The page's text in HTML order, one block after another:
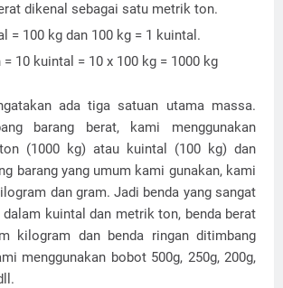
dikenal sebagai satu metrik ton.
= 100 kg dan 100 kg = 1 kuintal.
10 kuintal = 10 x 100 kg = 1000 kg
ada tiga satuan utama massa.
barang berat, kami menggunakan
(1000 kg) atau kuintal (100 kg) dan
barang yang umum kami gunakan, kami
dan gram. Jadi benda yang sangat
kuintal dan metrik ton, benda berat
kilogram dan benda ringan ditimbang
menggunakan bobot 500g, 250g, 200g,